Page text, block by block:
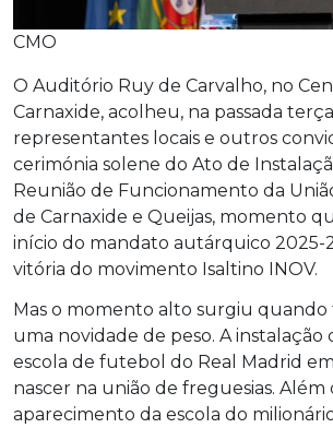
CMO
O Auditório Ruy de Carvalho, no
Carnaxide, acolheu, na passada
representantes locais e outros
cerimónia solene do Ato de
Reunião de Funcionamento da
de Carnaxide e Queijas, momento
início do mandato autárquico 2025-
vitória do movimento Isaltino INOV.
Mas o momento alto surgiu quando
uma novidade de peso. A instalação
escola de futebol do Real Madrid
nascer na união de freguesias. Além
aparecimento da escola do